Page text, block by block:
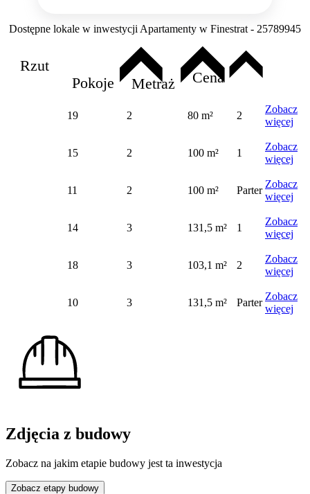
Dostępne lokale w inwestycji Apartamenty w Finestrat - 25789945
Rzut
Pokoje
Metraż Cena
19 2 80 m² 2
Zobacz
więcej
15 2 100 m² 1
Zobacz
więcej
11 2 100 m² Parter
Zobacz
więcej
14 3 131,5 m² 1
Zobacz
więcej
18 3 103,1 m² 2
Zobacz
więcej
10 3 131,5 m² Parter
Zobacz
więcej
Zdjęcia z budowy
Zobacz na jakim etapie budowy jest ta inwestycja
Zobacz etapy budowy